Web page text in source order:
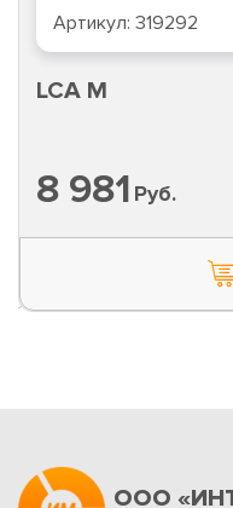
Артикул: 319292
LCA M
8 981 Руб.
ООО